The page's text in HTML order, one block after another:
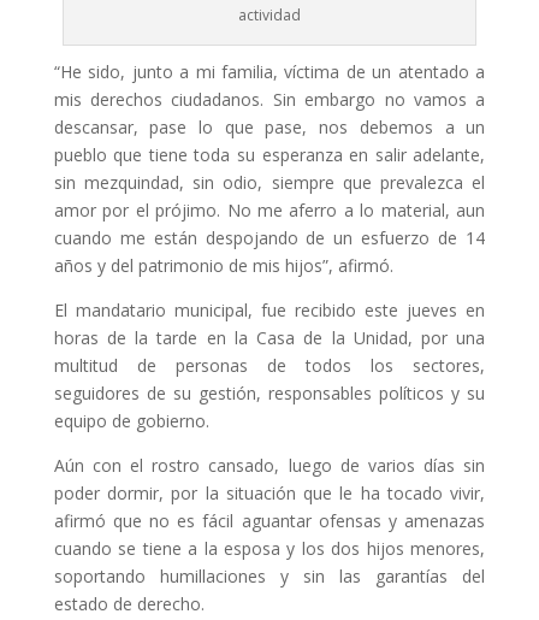
actividad
“He sido, junto a mi familia, víctima de un atentado a
mis derechos ciudadanos. Sin embargo no vamos a
descansar, pase lo que pase, nos debemos a un
pueblo que tiene toda su esperanza en salir adelante,
sin mezquindad, sin odio, siempre que prevalezca el
amor por el prójimo. No me aferro a lo material, aun
cuando me están despojando de un esfuerzo de 14
años y del patrimonio de mis hijos”, afirmó.
El mandatario municipal, fue recibido este jueves en
horas de la tarde en la Casa de la Unidad, por una
multitud de personas de todos los sectores,
seguidores de su gestión, responsables políticos y su
equipo de gobierno.
Aún con el rostro cansado, luego de varios días sin
poder dormir, por la situación que le ha tocado vivir,
afirmó que no es fácil aguantar ofensas y amenazas
cuando se tiene a la esposa y los dos hijos menores,
soportando humillaciones y sin las garantías del
estado de derecho.